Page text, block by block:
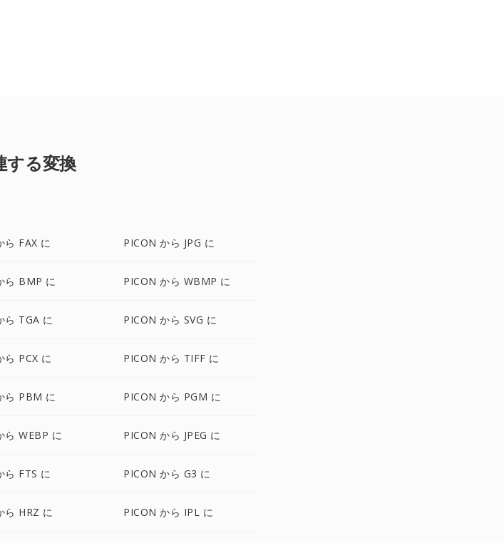
する変換
ら FAX に PICON から JPG に
ら BMP に PICON から WBMP に
ら TGA に PICON から SVG に
ら PCX に PICON から TIFF に
ら PBM に PICON から PGM に
ら WEBP に PICON から JPEG に
ら FTS に PICON から G3 に
ら HRZ に PICON から IPL に